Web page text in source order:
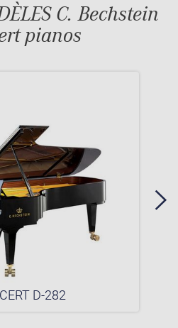
C. Bechstein
pianos
D-282